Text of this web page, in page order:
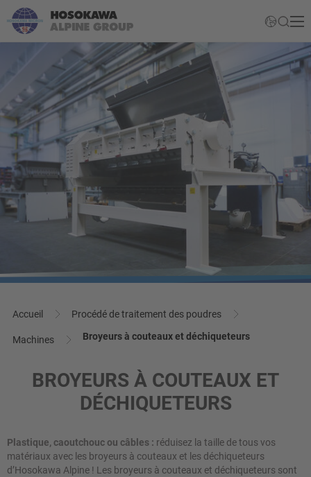
Accueil Procédé de traitement des poudres
Machines Broyeurs à couteaux et déchiqueteurs
BROYEURS À COUTEAUX ET
DÉCHIQUETEURS
Plastique, caoutchouc ou câbles : réduisez la taille de tous vos
matériaux avec les broyeurs à couteaux et les déchiqueteurs
d’Hosokawa Alpine ! Les broyeurs à couteaux et déchiqueteurs sont